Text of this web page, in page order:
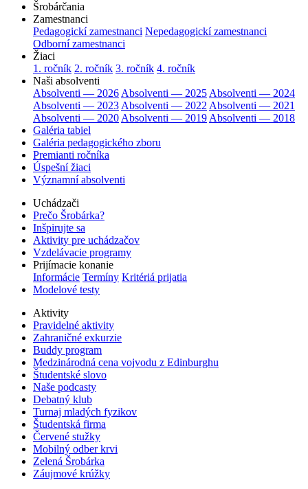
Šrobárčania
Zamestnanci
Pedagogickí zamestnanci Nepedagogickí zamestnanci
Odborní zamestnanci
Žiaci
1. ročník 2. ročník 3. ročník 4. ročník
Naši absolventi
Absolventi — 2026 Absolventi — 2025 Absolventi — 2024
Absolventi — 2023 Absolventi — 2022 Absolventi — 2021
Absolventi — 2020 Absolventi — 2019 Absolventi — 2018
Galéria tabiel
Galéria pedagogického zboru
Premianti ročníka
Úspešní žiaci
Významní absolventi
Uchádzači
Prečo Šrobárka?
Inšpirujte sa
Aktivity pre uchádzačov
Vzdelávacie programy
Prijímacie konanie
Informácie Termíny Kritériá prijatia
Modelové testy
Aktivity
Pravidelné aktivity
Zahraničné exkurzie
Buddy program
Medzinárodná cena vojvodu z Edinburghu
Študentské slovo
Naše podcasty
Debatný klub
Turnaj mladých fyzikov
Študentská firma
Červené stužky
Mobilný odber krvi
Zelená Šrobárka
Záujmové krúžky